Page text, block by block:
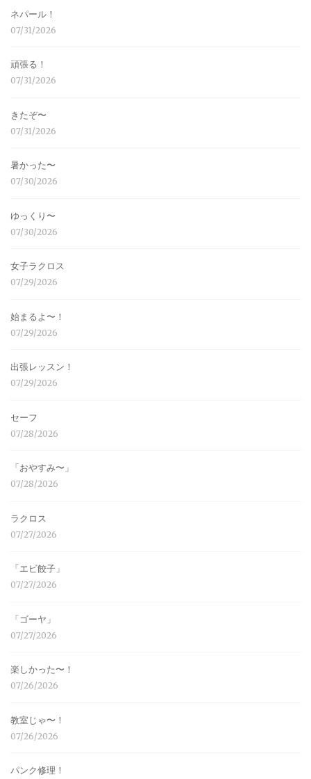
ネパール！
07/31/2026
頑張る！
07/31/2026
きたぞ〜
07/31/2026
暑かった〜
07/30/2026
ゆっくり〜
07/30/2026
女子ラクロス
07/29/2026
始まるよ〜！
07/29/2026
出張レッスン！
07/29/2026
セーフ
07/28/2026
「おやすみ〜」
07/28/2026
ラクロス
07/27/2026
「エビ餃子」
07/27/2026
「ゴーヤ」
07/27/2026
楽しかった〜！
07/26/2026
教室じゃ〜！
07/26/2026
パンク修理！